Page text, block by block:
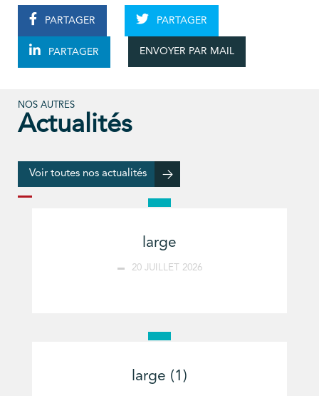
PARTAGER PARTAGER
PARTAGER ENVOYER PAR MAIL
NOS AUTRES
Actualités
Voir toutes nos actualités
large
20 JUILLET 2026
large (1)